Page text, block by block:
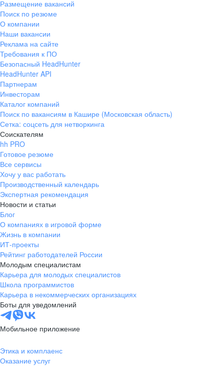
Размещение вакансий
Поиск по резюме
О компании
Наши вакансии
Реклама на сайте
Требования к ПО
Безопасный HeadHunter
HeadHunter API
Партнерам
Инвесторам
Каталог компаний
Поиск по вакансиям в Кашире (Московская область)
Сетка: соцсеть для нетворкинга
Соискателям
hh PRO
Готовое резюме
Все сервисы
Хочу у вас работать
Производственный календарь
Экспертная рекомендация
Новости и статьи
Блог
О компаниях в игровой форме
Жизнь в компании
ИТ-проекты
Рейтинг работодателей России
Молодым специалистам
Карьера для молодых специалистов
Школа программистов
Карьера в некоммерческих организациях
Боты для уведомлений
Мобильное приложение
Этика и комплаенс
Оказание услуг